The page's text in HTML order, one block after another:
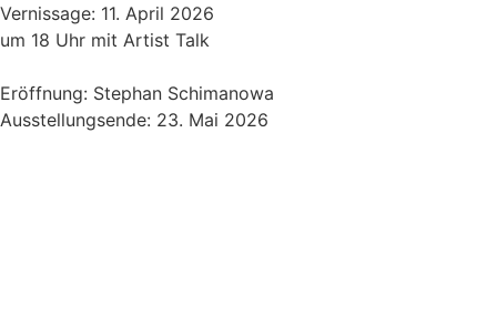
Vernissage: 11. April 2026
um 18 Uhr mit Artist Talk
Eröffnung: Stephan Schimanowa
Ausstellungsende: 23. Mai 2026